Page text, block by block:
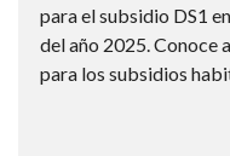
para el subsidio DS1
del año 2025. Conoce
para los subsidios